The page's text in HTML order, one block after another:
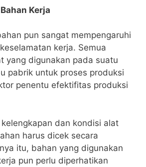
Kerja
pun sangat mempengaruhi
kerja. Semua
yang digunakan pada suatu
pabrik untuk proses produksi
penentu efektifitas produksi
dan kondisi alat
harus dicek secara
itu, bahan yang digunakan
pun perlu diperhatikan